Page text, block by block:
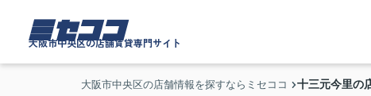
ミセココ
大阪市中央区の店舗賃貸専門サイト
大阪市中央区の店舗情報を探すならミセココ 十三元今里の